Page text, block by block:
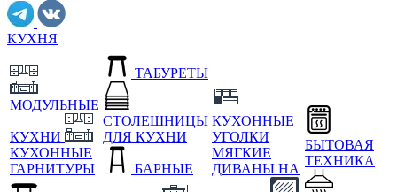
КУХНЯ
МОДУЛЬНЫЕ
КУХНИ
КУХОННЫЕ
ГАРНИТУРЫ
ТАБУРЕТЫ
СТОЛЕШНИЦЫ
ДЛЯ КУХНИ
БАРНЫЕ
КУХОННЫЕ
УГОЛКИ
МЯГКИЕ
ДИВАНЫ НА
БЫТОВАЯ
ТЕХНИКА